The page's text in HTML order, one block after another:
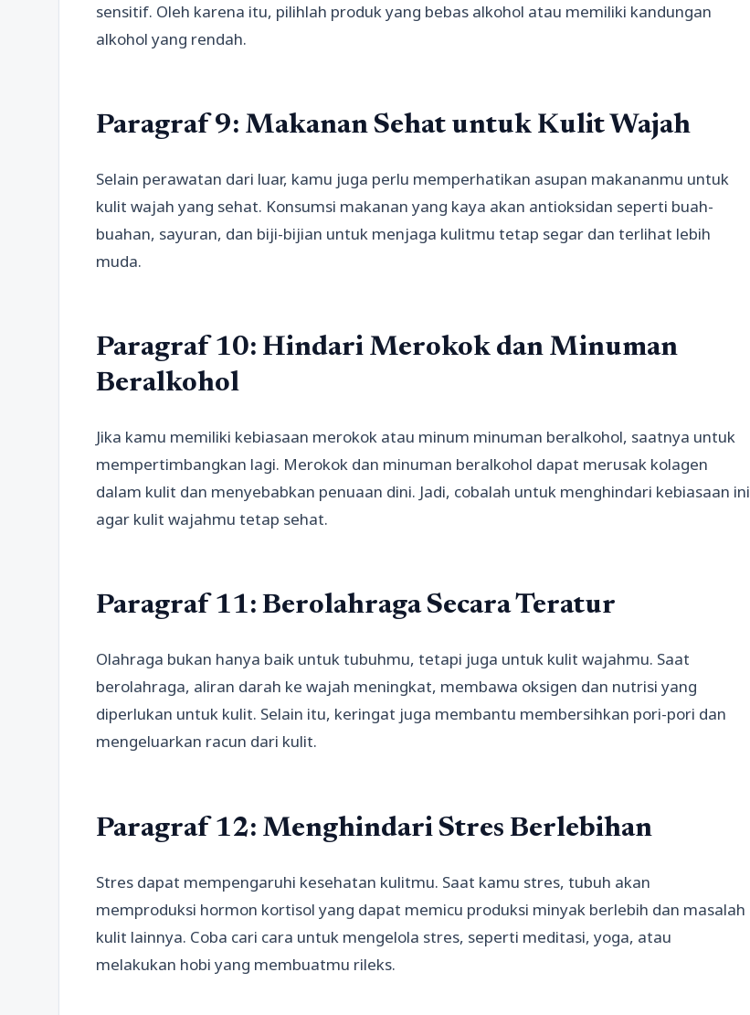
sensitif. Oleh karena itu, pilihlah produk yang bebas alkohol atau memiliki kandungan
alkohol yang rendah.
Paragraf 9: Makanan Sehat untuk Kulit Wajah
Selain perawatan dari luar, kamu juga perlu memperhatikan asupan makananmu untuk
kulit wajah yang sehat. Konsumsi makanan yang kaya akan antioksidan seperti buah-
buahan, sayuran, dan biji-bijian untuk menjaga kulitmu tetap segar dan terlihat lebih
muda.
Paragraf 10: Hindari Merokok dan Minuman
Beralkohol
Jika kamu memiliki kebiasaan merokok atau minum minuman beralkohol, saatnya untuk
mempertimbangkan lagi. Merokok dan minuman beralkohol dapat merusak kolagen
dalam kulit dan menyebabkan penuaan dini. Jadi, cobalah untuk menghindari kebiasaan ini
agar kulit wajahmu tetap sehat.
Paragraf 11: Berolahraga Secara Teratur
Olahraga bukan hanya baik untuk tubuhmu, tetapi juga untuk kulit wajahmu. Saat
berolahraga, aliran darah ke wajah meningkat, membawa oksigen dan nutrisi yang
diperlukan untuk kulit. Selain itu, keringat juga membantu membersihkan pori-pori dan
mengeluarkan racun dari kulit.
Paragraf 12: Menghindari Stres Berlebihan
Stres dapat mempengaruhi kesehatan kulitmu. Saat kamu stres, tubuh akan
memproduksi hormon kortisol yang dapat memicu produksi minyak berlebih dan masalah
kulit lainnya. Coba cari cara untuk mengelola stres, seperti meditasi, yoga, atau
melakukan hobi yang membuatmu rileks.